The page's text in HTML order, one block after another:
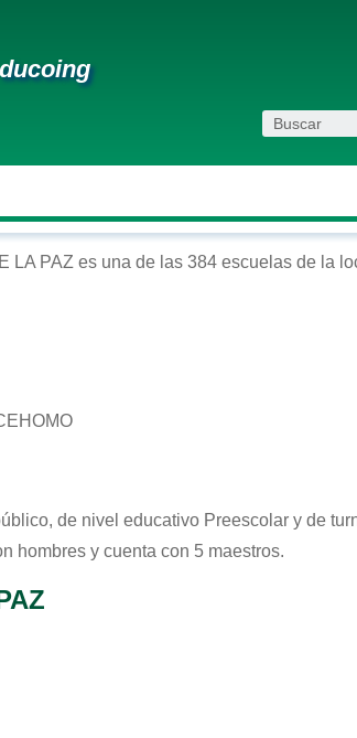
LA PAZ es una de las 384 escuelas de la
, de nivel educativo Preescolar y de
hombres y cuenta con 5 maestros.